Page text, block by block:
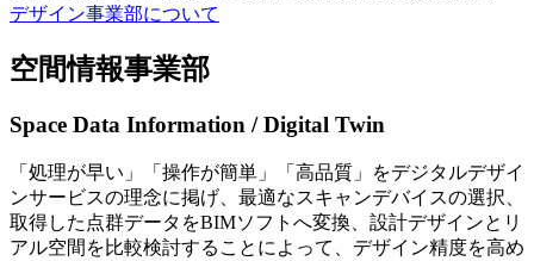
デザイン事業部について
空間情報事業部
Space Data Information / Digital Twin
「処理が早い」「操作が簡単」「高品質」をデジタルデザイ
ンサービスの理念に掲げ、最適なスキャンデバイスの選択、
取得した点群データをBIMソフトへ変換、設計デザインとリ
アル空間を比較検討することによって、デザイン精度を高め